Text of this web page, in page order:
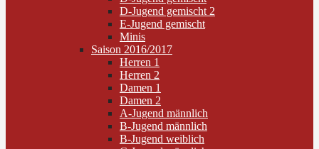
D-Jugend gemischt 2
E-Jugend gemischt
Minis
Saison 2016/2017
Herren 1
Herren 2
Damen 1
Damen 2
A-Jugend männlich
B-Jugend männlich
B-Jugend weiblich